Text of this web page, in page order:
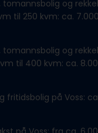
tomannsbolig og
til 250 kvm: ca.
tomannsbolig og
til 400 kvm: ca.
fritidsbolig på Voss: